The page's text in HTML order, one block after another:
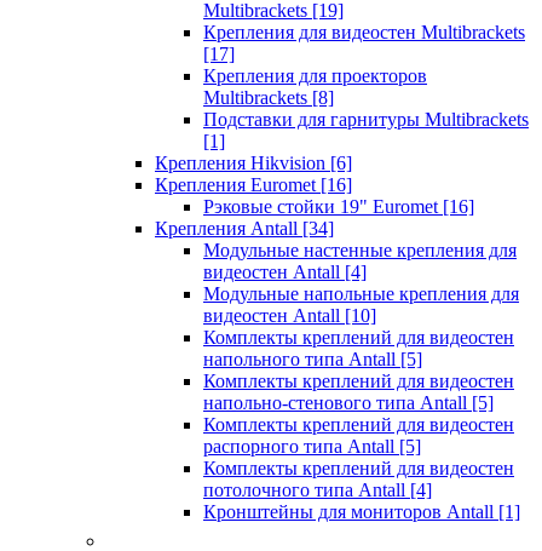
Multibrackets [19]
Крепления для видеостен Multibrackets
[17]
Крепления для проекторов
Multibrackets [8]
Подставки для гарнитуры Multibrackets
[1]
Крепления Hikvision [6]
Крепления Euromet [16]
Рэковые стойки 19" Euromet [16]
Крепления Antall [34]
Модульные настенные крепления для
видеостен Antall [4]
Модульные напольные крепления для
видеостен Antall [10]
Комплекты креплений для видеостен
напольного типа Antall [5]
Комплекты креплений для видеостен
напольно-стенового типа Antall [5]
Комплекты креплений для видеостен
распорного типа Antall [5]
Комплекты креплений для видеостен
потолочного типа Antall [4]
Кронштейны для мониторов Antall [1]